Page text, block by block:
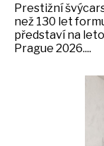
Prestižní
než 130 let
představí na
Prague 2026....